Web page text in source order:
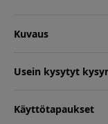
Kuvaus
Usein kysytyt
Käyttötapaukset